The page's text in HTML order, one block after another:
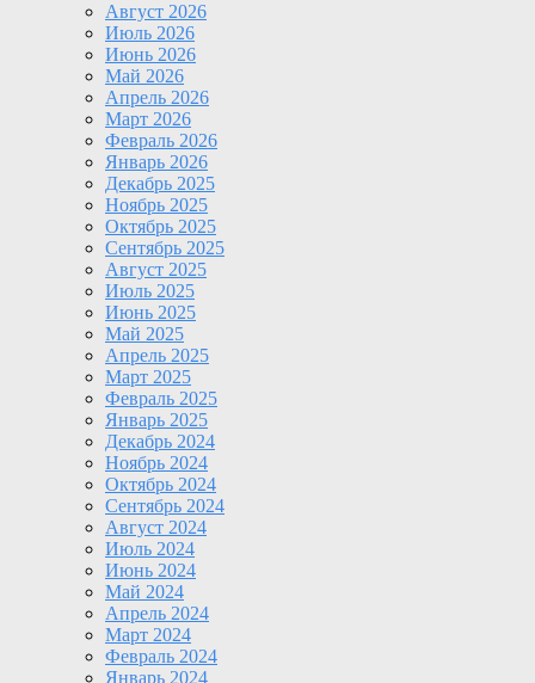
Август 2026
Июль 2026
Июнь 2026
Май 2026
Апрель 2026
Март 2026
Февраль 2026
Январь 2026
Декабрь 2025
Ноябрь 2025
Октябрь 2025
Сентябрь 2025
Август 2025
Июль 2025
Июнь 2025
Май 2025
Апрель 2025
Март 2025
Февраль 2025
Январь 2025
Декабрь 2024
Ноябрь 2024
Октябрь 2024
Сентябрь 2024
Август 2024
Июль 2024
Июнь 2024
Май 2024
Апрель 2024
Март 2024
Февраль 2024
Январь 2024